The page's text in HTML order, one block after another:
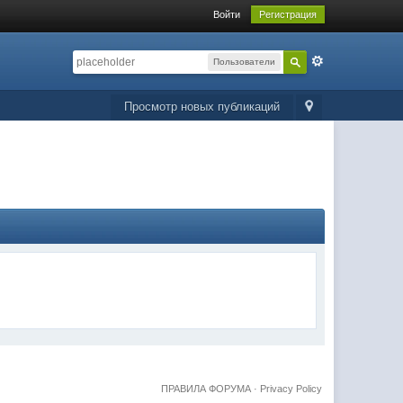
Войти Регистрация
Пользователи
Просмотр новых публикаций
Privacy Policy
ПРАВИЛА ФОРУМА·